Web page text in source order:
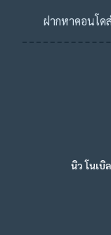
ฝากหาคอนโด
นิว โนเบิ